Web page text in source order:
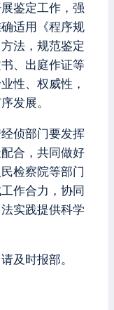
鉴定工作，强
适用《程序规
法，规范鉴定
、出庭作证等
性、权威性，
发展。
侦部门要发挥
合，共同做好
检察院等部门
作合力，协同
实践提供科学
及时报部。